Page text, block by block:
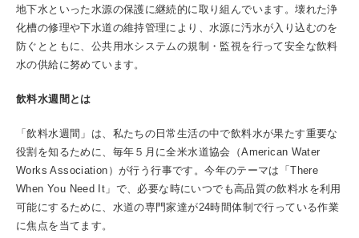
地下水といった水源の保護に継続的に取り組んでいます。壊れた浄
化槽の修理や下水道の維持管理により、水源に汚水が入り込むのを
防ぐとともに、公共用水システムの規制・監視を行って安全な飲料
水の供給に努めています。
飲料水週間とは
「飲料水週間」は、私たちの日常生活の中で飲料水が果たす重要な
役割を知るために、毎年５月に全米水道協会（American Water
Works Association）が行う行事です。今年のテーマは「There
When You Need It」で、必要な時にいつでも高品質の飲料水を利用
可能にするために、水道の専門家達が24時間体制で行っている作業
に焦点を当てます。